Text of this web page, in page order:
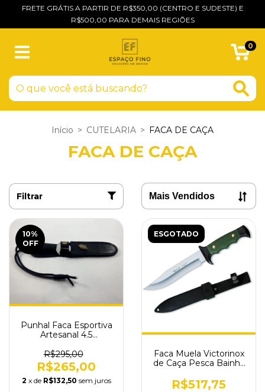
FRETE GRÁTIS A PARTIR DE R$350,00 (CENTRO E SUDESTE) E
R$500,00 PARA DEMAIS REGIÕES
0
Início > CUTELARIA > FACA DE CAÇA
FACA DE CAÇA
Filtrar
10%
OFF
Punhal Faca Esportiva
Artesanal 4.5
R$295,00
R$265,00
2 x de R$132,50 sem juros
ESGOTADO
Faca Muela Victorinox
de Caça Pesca Bainha
R$517,75